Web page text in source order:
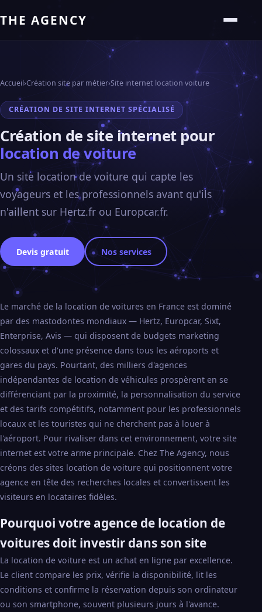
THE AGENCY
Accueil›Création site par métier›Site internet location voiture
CRÉATION DE SITE INTERNET SPÉCIALISÉ
Création de site internet pour
location de voiture
Un site location de voiture qui capte les
voyageurs et les professionnels avant qu'ils
n'aillent sur Hertz.fr ou Europcar.fr.
Devis gratuit Nos services
Le marché de la location de voitures en France est dominé
par des mastodontes mondiaux — Hertz, Europcar, Sixt,
Enterprise, Avis — qui disposent de budgets marketing
colossaux et d'une présence dans tous les aéroports et
gares du pays. Pourtant, des milliers d'agences
indépendantes de location de véhicules prospèrent en se
différenciant par la proximité, la personnalisation du service
et des tarifs compétitifs, notamment pour les professionnels
locaux et les touristes qui ne cherchent pas à louer à
l'aéroport. Pour rivaliser dans cet environnement, votre site
internet est votre arme principale. Chez The Agency, nous
créons des sites location de voiture qui positionnent votre
agence en tête des recherches locales et convertissent les
visiteurs en locataires fidèles.
Pourquoi votre agence de location de
voitures doit investir dans son site
La location de voiture est un achat en ligne par excellence.
Le client compare les prix, vérifie la disponibilité, lit les
conditions et confirme la réservation depuis son ordinateur
ou son smartphone, souvent plusieurs jours à l'avance.